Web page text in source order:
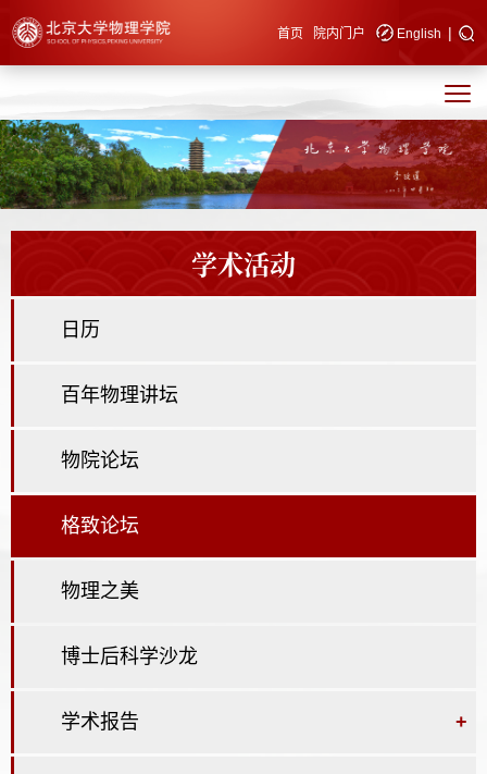
快速导航 首页 院内门户 English |
学术活动
日历
百年物理讲坛
物院论坛
格致论坛
物理之美
博士后科学沙龙
学术报告 +